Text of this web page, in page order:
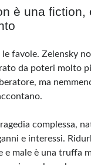
è una fiction,
favole. Zelensky
da poteri molto
ma
complessa,
e interessi.
e male è una truffa